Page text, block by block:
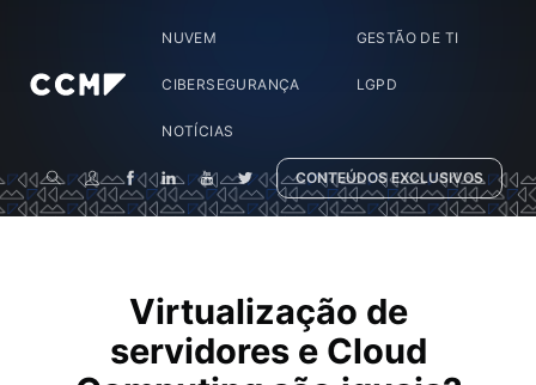
NUVEM GESTÃO DE TI
CIBERSEGURANÇA LGPD
NOTÍCIAS
CONTEÚDOS EXCLUSIVOS
Virtualização de
servidores e Cloud